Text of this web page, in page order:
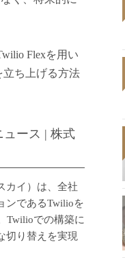
Flexを用い
立ち上げる方法
ュース | 株式
カイ）は、全社
ンであるTwilioを
Twilioでの構築に
切り替えを実現